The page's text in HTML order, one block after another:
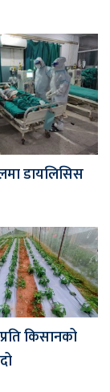
डायलिसिस
किसानको